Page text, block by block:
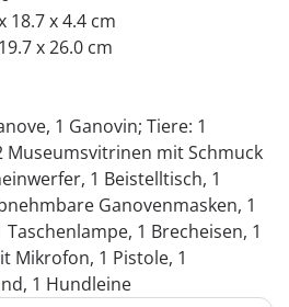
18.7 x 4.4 cm
x 26.0 cm
1 Ganovin; Tiere: 1
Museumsvitrinen mit Schmuck
1 Beistelltisch, 1
Ganovenmasken, 1
1 Brecheisen, 1
Mikrofon, 1 Pistole, 1
1 Hundleine